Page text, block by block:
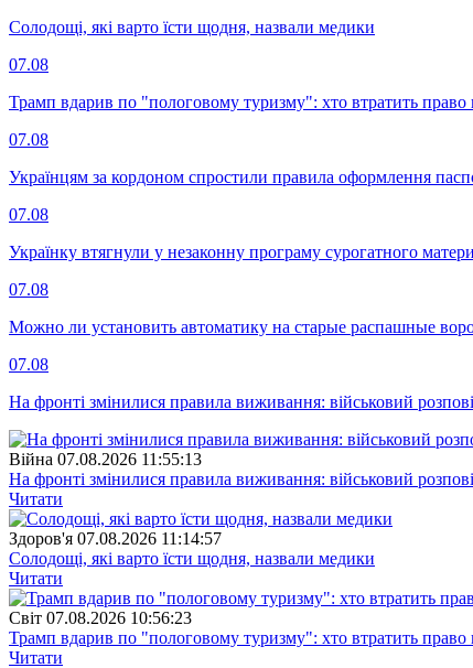
Солодощі, які варто їсти щодня, назвали медики
07.08
Трамп вдарив по "пологовому туризму": хто втратить
07.08
Українцям за кордоном спростили правила оформлення
07.08
Українку втягнули у незаконну програму сурогатного
07.08
Можно ли установить автоматику на старые распашные
07.08
На фронті змінилися правила виживання: військовий
Війна 07.08.2026 11:55:13
На фронті змінилися правила виживання: військовий
Читати
Здоров'я 07.08.2026 11:14:57
Солодощі, які варто їсти щодня, назвали медики
Читати
Свiт 07.08.2026 10:56:23
Трамп вдарив по "пологовому туризму": хто втратить
Читати